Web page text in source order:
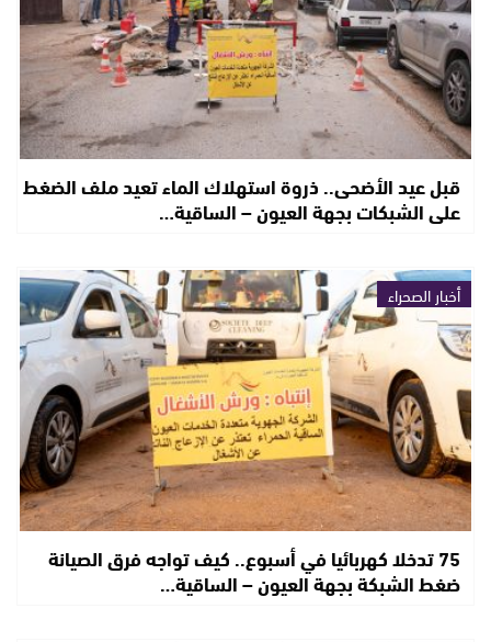
قبل عيد الأضحى.. ذروة استهلاك الماء تعيد ملف الضغط
على الشبكات بجهة العيون – الساقية…
أخبار الصحراء
75 تدخلا كهربائيا في أسبوع.. كيف تواجه فرق الصيانة
ضغط الشبكة بجهة العيون – الساقية…